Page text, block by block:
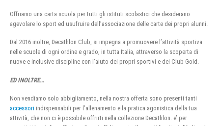
Offriamo una carta scuola per tutti gli istituti scolastici che desiderano
agevolare lo sport ed usufruire dell’associazione delle carte dei propri alunni.
Dal 2016 inoltre, Decathlon Club, si impegna a promuovere l’attività sportiva
nelle scuole di ogni ordine e grado, in tutta Italia, attraverso la scoperta di
nuove e inclusive discipline con l’aiuto dei propri sportivi e dei Club Gold.
ED INOLTRE…
Non vendiamo solo abbigliamento, nella nostra offerta sono presenti tanti
accessori indispensabili per l’allenamento e la pratica agonistica della tua
attività, che non ci è possibile offrirti nella collezione Decathlon. e’ per